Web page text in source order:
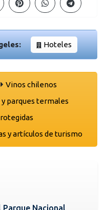
Hoteles
Vinos chilenos
parques termales
y artículos de turismo
Parque Nacional